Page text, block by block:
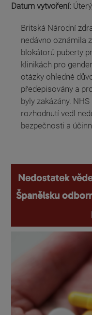
Datum vytvoření:
Britská Národní
nedávno oznámila
blokátorů puberty
klinikách pro
otázky ohledně
předepisovány a
byly zakázány.
rozhodnutí vedl
bezpečnosti a
Nedostatek
Španělsku